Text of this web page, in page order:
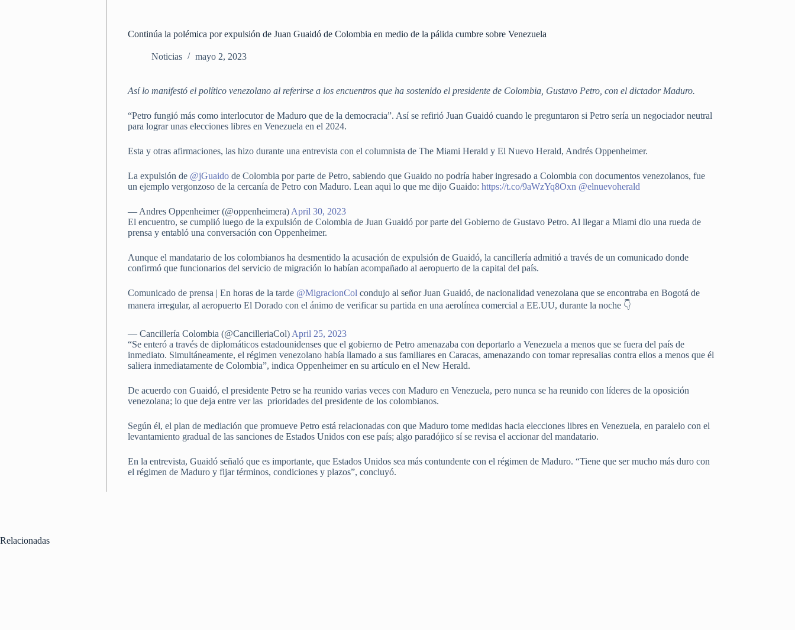
Continúa la polémica por expulsión de Juan Guaidó de Colombia en medio de la pálida cumbre sobre Venezuela
Noticias mayo 2, 2023
Así lo manifestó el político venezolano al referirse a los encuentros que ha sostenido el presidente de Colombia, Gustavo Petro, con el dictador Maduro.
“Petro fungió más como interlocutor de Maduro que de la democracia”. Así se refirió Juan Guaidó cuando le preguntaron si Petro sería un negociador neutral
para lograr unas elecciones libres en Venezuela en el 2024.
Esta y otras afirmaciones, las hizo durante una entrevista con el columnista de The Miami Herald y El Nuevo Herald, Andrés Oppenheimer.
La expulsión de @jGuaido de Colombia por parte de Petro, sabiendo que Guaido no podría haber ingresado a Colombia con documentos venezolanos, fue
un ejemplo vergonzoso de la cercanía de Petro con Maduro. Lean aqui lo que me dijo Guaido:https://t.co/9aWzYq8Oxn @elnuevoherald
— Andres Oppenheimer (@oppenheimera) April 30, 2023
El encuentro, se cumplió luego de la expulsión de Colombia de Juan Guaidó por parte del Gobierno de Gustavo Petro. Al llegar a Miami dio una rueda de
prensa y entabló una conversación con Oppenheimer.
Aunque el mandatario de los colombianos ha desmentido la acusación de expulsión de Guaidó, la cancillería admitió a través de un comunicado donde
confirmó que funcionarios del servicio de migración lo habían acompañado al aeropuerto de la capital del país.
Comunicado de prensa | En horas de la tarde @MigracionCol condujo al señor Juan Guaidó, de nacionalidad venezolana que se encontraba en Bogotá de
manera irregular, al aeropuerto El Dorado con el ánimo de verificar su partida en una aerolínea comercial a EE.UU, durante la noche 👇
— Cancillería Colombia (@CancilleriaCol) April 25, 2023
“Se enteró a través de diplomáticos estadounidenses que el gobierno de Petro amenazaba con deportarlo a Venezuela a menos que se fuera del país de
inmediato. Simultáneamente, el régimen venezolano había llamado a sus familiares en Caracas, amenazando con tomar represalias contra ellos a menos que él
saliera inmediatamente de Colombia”, indica Oppenheimer en su artículo en el New Herald.
De acuerdo con Guaidó, el presidente Petro se ha reunido varias veces con Maduro en Venezuela, pero nunca se ha reunido con líderes de la oposición
venezolana; lo que deja entre ver las prioridades del presidente de los colombianos.
Según él, el plan de mediación que promueve Petro está relacionadas con que Maduro tome medidas hacia elecciones libres en Venezuela, en paralelo con el
levantamiento gradual de las sanciones de Estados Unidos con ese país; algo paradójico sí se revisa el accionar del mandatario.
En la entrevista, Guaidó señaló que es importante, que Estados Unidos sea más contundente con el régimen de Maduro. “Tiene que ser mucho más duro con
el régimen de Maduro y fijar términos, condiciones y plazos”, concluyó.
Relacionadas